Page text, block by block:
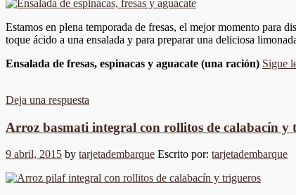
Estamos en plena temporada de fresas, el mejor momento para
toque ácido a una ensalada y para preparar una deliciosa
Ensalada de fresas, espinacas y aguacate (una ración) Sigue
Deja una respuesta
Arroz basmati integral con rollitos de calabacín y
9 abril, 2015 by tarjetadembarque Escrito por: tarjetadembarque